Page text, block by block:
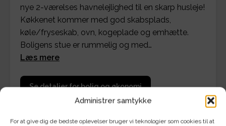
Administrer samtykke
For at give dig de bedste oplevelser bruger vi teknologier som cookies til at
nye 2-værelses havnelejlighed til en skarp husleje!
Køkkenet kommer med god skabsplads,
køle/fryseskab, ovn, kogeplade og emhætte.
Boligens stue er rummelig og med…
Læs mere
Se detaljer for bolig og økonomi